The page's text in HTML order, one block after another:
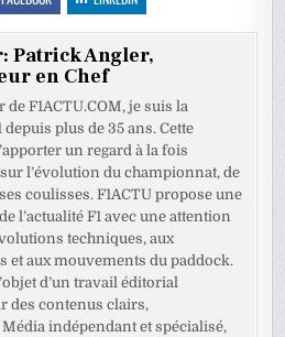
Patrick Angler,
en Chef
de F1ACTU.COM, je suis la
depuis plus de 35 ans. Cette
un regard à la fois
l’évolution du championnat, de
coulisses. F1ACTU propose une
l’actualité F1 avec une attention
techniques, aux
et aux mouvements du paddock.
d’un travail éditorial
des contenus clairs,
indépendant et spécialisé,